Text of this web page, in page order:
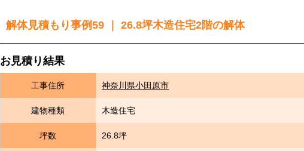
解体見積もり事例59 ｜ 26.8坪木造住宅2階の解体
お見積り結果
工事住所 神奈川県小田原市
建物種類 木造住宅
坪数 26.8坪